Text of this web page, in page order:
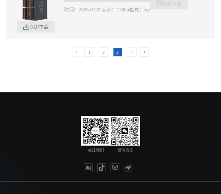
时间：2025-07-02大小：2.88m格式：zip
查看详情
立即下载
1 2 3 4
关注我们 微信咨询